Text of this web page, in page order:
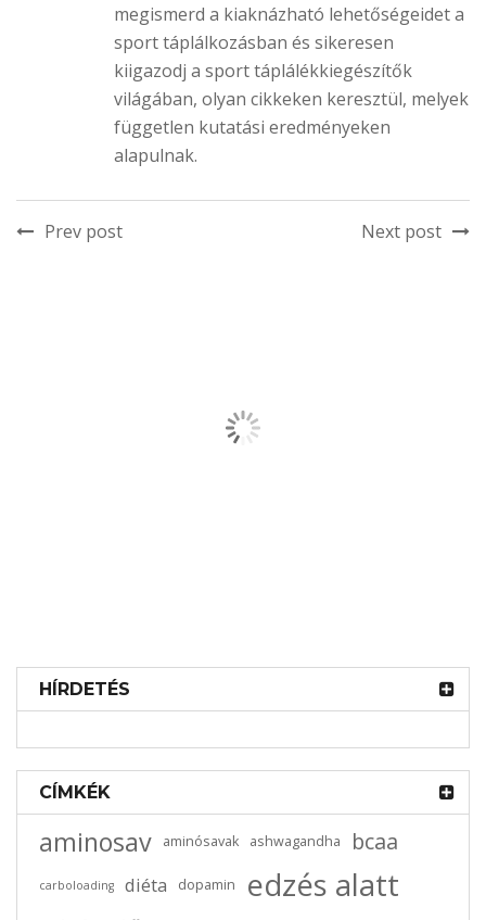
megismerd a kiaknázható lehetőségeidet a
sport táplálkozásban és sikeresen
kiigazodj a sport táplálékkiegészítők
világában, olyan cikkeken keresztül, melyek
független kutatási eredményeken
alapulnak.
Prev post Next post
2025-07-29
0 comments
Hatóanyagának Tudományos Háttere
HÍRDETÉS
CÍMKÉK
aminosav aminósavak ashwagandha bcaa
carboloading diéta dopamin edzés alatt